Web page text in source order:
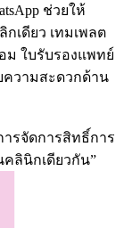
ช่วยให้
เดียว เทมเพลต
ม ใบรับรองแพทย์
ความสะดวกด้าน
รจัดการสิทธิ์การ
ลินิกเดียวกัน”